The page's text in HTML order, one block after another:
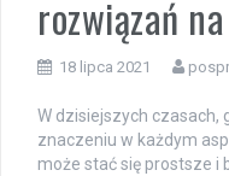
rozwiązań
18 lipca 2021
W dzisiejszych czasach,
znaczeniu w każdym
może stać się prostsze i